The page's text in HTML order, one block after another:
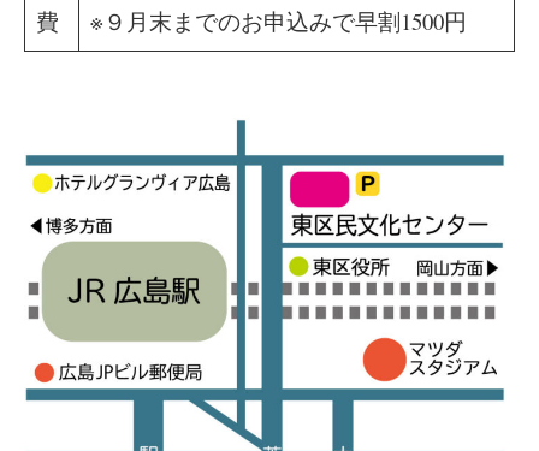
費
※９月末までのお申込みで早割1500円